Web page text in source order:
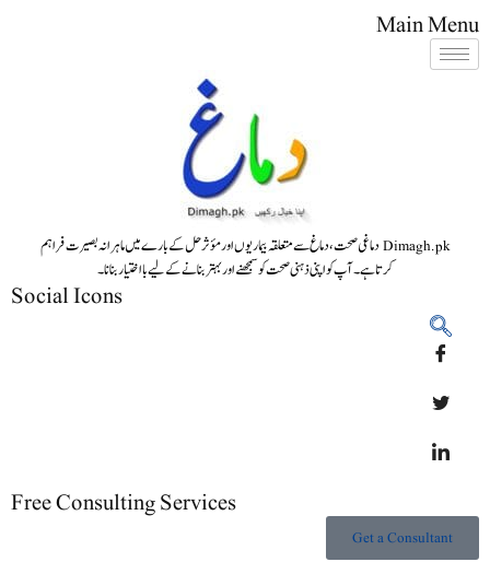
Main Menu
Dimagh.pk دماغی صحت، دماغ سے متعلقہ بیماریوں اور مؤثر حل کے بارے میں ماہرانہ بصیرت فراہم
کرتا ہے۔ آپ کو اپنی ذہنی صحت کو سمجھنے اور بہتر بنانے کے لیے بااختیار بنانا۔
Social Icons
Free Consulting Services
Get a Consultant